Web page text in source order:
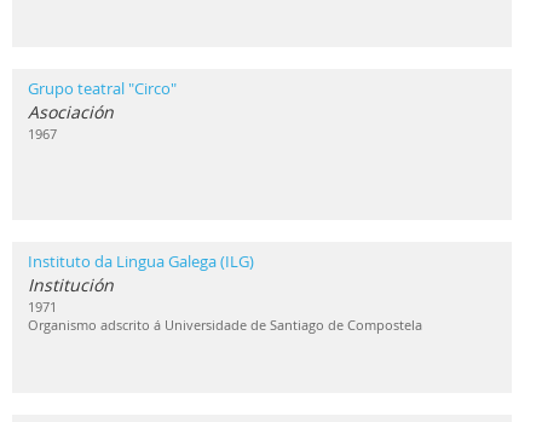
Grupo teatral "Circo"
Asociación
1967
Instituto da Lingua Galega (ILG)
Institución
1971
Organismo adscrito á Universidade de Santiago de Compostela